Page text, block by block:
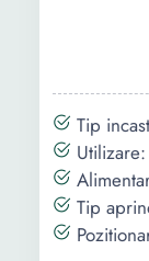
Tip
Tip